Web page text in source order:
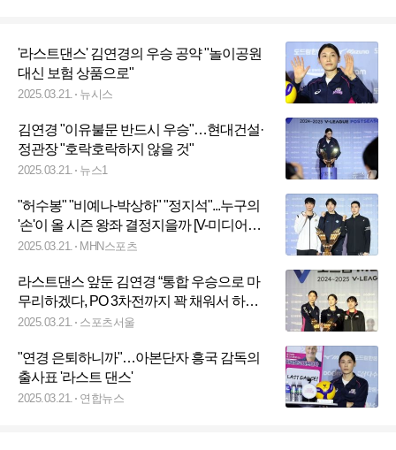
'라스트댄스' 김연경의 우승 공약 "놀이공원
대신 보험 상품으로"
2025.03.21. 뉴시스
김연경 "이유불문 반드시 우승"…현대건설·
정관장 "호락호락하지 않을 것"
2025.03.21. 뉴스1
"허수봉" "비예나-박상하" "정지석"...누구의
'손'이 올 시즌 왕좌 결정지을까 [V-미디어데
이]
2025.03.21. MHN스포츠
라스트댄스 앞둔 김연경 “통합 우승으로 마
무리하겠다, PO 3차전까지 꽉 채워서 하
길”[포스트시즌 미디어데이]
2025.03.21. 스포츠서울
"연경 은퇴하니까"…아본단자 흥국 감독의
출사표 '라스트 댄스'
2025.03.21. 연합뉴스